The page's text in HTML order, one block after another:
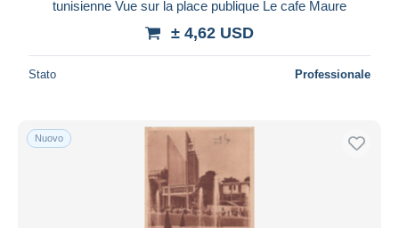
tunisienne Vue sur la place publique Le cafe Maure
± 4,62 USD
Stato Professionale
Nuovo